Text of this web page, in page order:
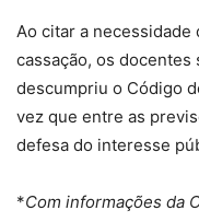
Ao citar a
cassação, os docentes
descumpriu o Código
vez que entre as
defesa do interesse
*Com informações da